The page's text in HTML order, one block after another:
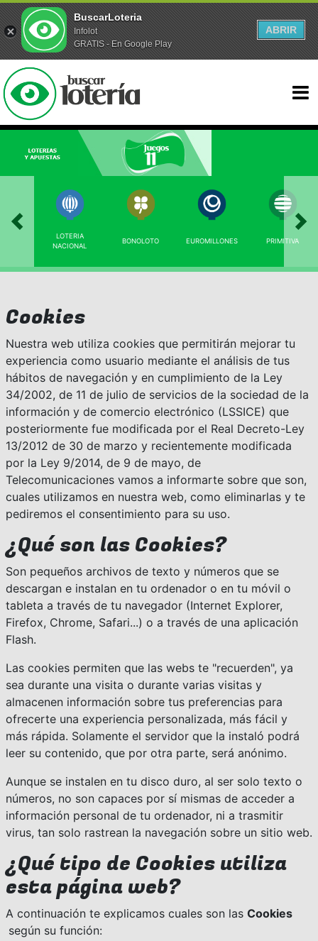
LOTERIA
NACIONAL
BONOLOTO EUROMILLONES PRIMITIVA
Cookies
Nuestra web utiliza cookies que permitirán mejorar tu
experiencia como usuario mediante el análisis de tus
hábitos de navegación y en cumplimiento de la Ley
34/2002, de 11 de julio de servicios de la sociedad de la
información y de comercio electrónico (LSSICE) que
posteriormente fue modificada por el Real Decreto-Ley
13/2012 de 30 de marzo y recientemente modificada
por la Ley 9/2014, de 9 de mayo, de
Telecomunicaciones vamos a informarte sobre que son,
cuales utilizamos en nuestra web, como eliminarlas y te
pediremos el consentimiento para su uso.
¿Qué son las Cookies?
Son pequeños archivos de texto y números que se
descargan e instalan en tu ordenador o en tu móvil o
tableta a través de tu navegador (Internet Explorer,
Firefox, Chrome, Safari...) o a través de una aplicación
Flash.
Las cookies permiten que las webs te "recuerden", ya
sea durante una visita o durante varias visitas y
almacenen información sobre tus preferencias para
ofrecerte una experiencia personalizada, más fácil y
más rápida. Solamente el servidor que la instaló podrá
leer su contenido, que por otra parte, será anónimo.
Aunque se instalen en tu disco duro, al ser solo texto o
números, no son capaces por sí mismas de acceder a
información personal de tu ordenador, ni a trasmitir
virus, tan solo rastrean la navegación sobre un sitio web.
¿Qué tipo de Cookies utiliza
esta página web?
A continuación te explicamos cuales son las Cookies
según su función:
BuscarLoteria
Infolot
GRATIS - En Google Play
ABRIR